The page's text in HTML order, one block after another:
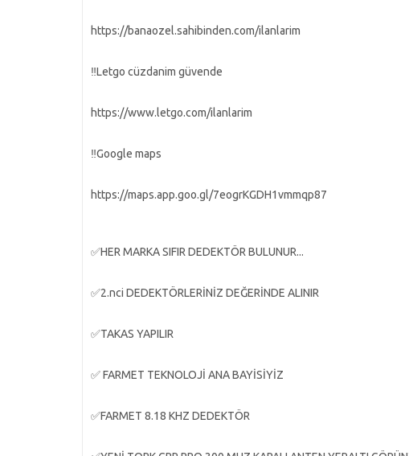
https://banaozel.sahibinden.com/ilanlarim
‼️Letgo cüzdanim güvende
https://www.letgo.com/ilanlarim
‼️Google maps
https://maps.app.goo.gl/7eogrKGDH1vmmqp87
✅HER MARKA SIFIR DEDEKTÖR BULUNUR...
✅2.nci DEDEKTÖRLERİNİZ DEĞERİNDE ALINIR
✅TAKAS YAPILIR
✅ FARMET TEKNOLOJİ ANA BAYİSİYİZ
✅FARMET 8.18 KHZ DEDEKTÖR